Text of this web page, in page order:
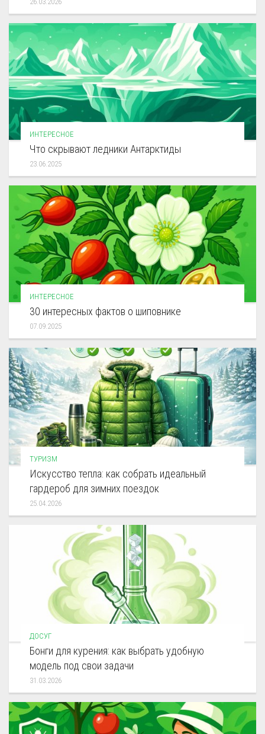
ИНТЕРЕСНОЕ
Что скрывают ледники Антарктиды
23.06.2025
ИНТЕРЕСНОЕ
30 интересных фактов о шиповнике
07.09.2025
ТУРИЗМ
Искусство тепла: как собрать идеальный
гардероб для зимних поездок
25.04.2026
ДОСУГ
Бонги для курения: как выбрать удобную
модель под свои задачи
31.03.2026